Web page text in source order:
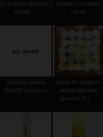
10 grammi alluminio (
durata ...
metallo C/ manico
cm.45
candela mensa
60x200 col.rosso
busta 50 tealights
pleiadi alluminio
grammi 16 ( ...